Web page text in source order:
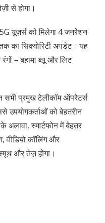
से होगा।
यूज़र्स को मिलेगा 4 जनरेशन
का सिक्योरिटी अपडेट। यह
– बहामा ब्लू और लिट
सभी प्रमुख टेलीकॉम ऑपरेटर्स
उपयोगकर्ताओं को बेहतरीन
स्मार्टफोन में बेहतर
वीडियो कॉलिंग और
और तेज़ होगा।